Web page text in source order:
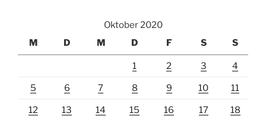
Oktober 2020
M
D M D F S S
1 2 3 4
5 6 7 8 9 10 11
12 13 14 15 16 17 18